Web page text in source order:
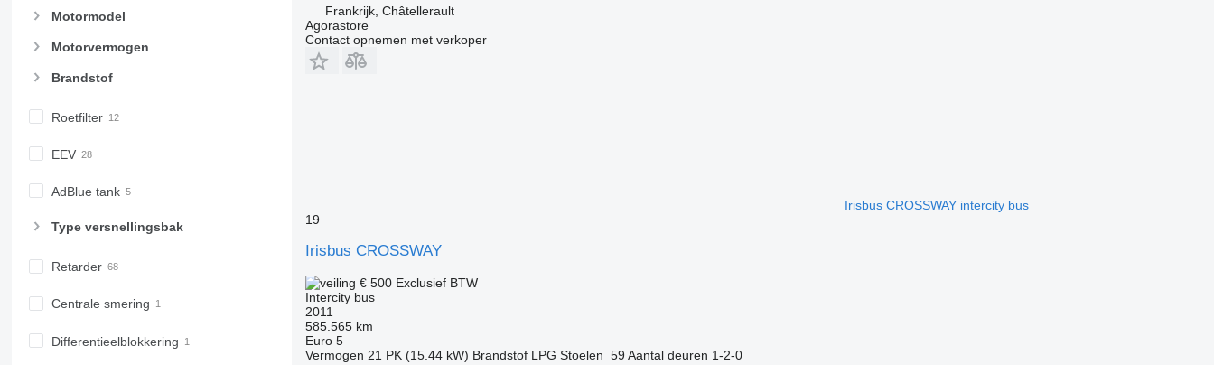
Motormodel
Motorvermogen
Brandstof
Roetfilter
EEV
AdBlue tank
Type versnellingsbak
Retarder
Centrale smering
Differentieelblokkering
Frankrijk, Châtellerault
Agorastore
Contact opnemen met verkoper
Irisbus CROSSWAY intercity bus
19
Irisbus CROSSWAY
€ 500 Exclusief BTW
Intercity bus
2011
585.565 km
Euro 5
Vermogen 21 PK (15.44 kW) Brandstof LPG Stoelen 59 Aantal deuren 1-2-0